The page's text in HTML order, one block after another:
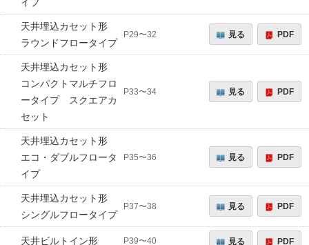
天井埋込カセット形
ラウンドフロータイプ
P29〜32 見る PDF
天井埋込カセット形
コンパクトマルチフロ
ータイプ スクエアカ
セット
P33〜34 見る PDF
天井埋込カセット形
エコ・ダブルフロータ
イプ
P35〜36 見る PDF
天井埋込カセット形
シングルフロータイプ
P37〜38 見る PDF
天井ビルトイン形 P39〜40 見る PDF